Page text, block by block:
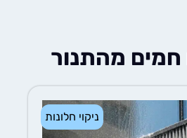
מהתנור
ניקוי חלונות